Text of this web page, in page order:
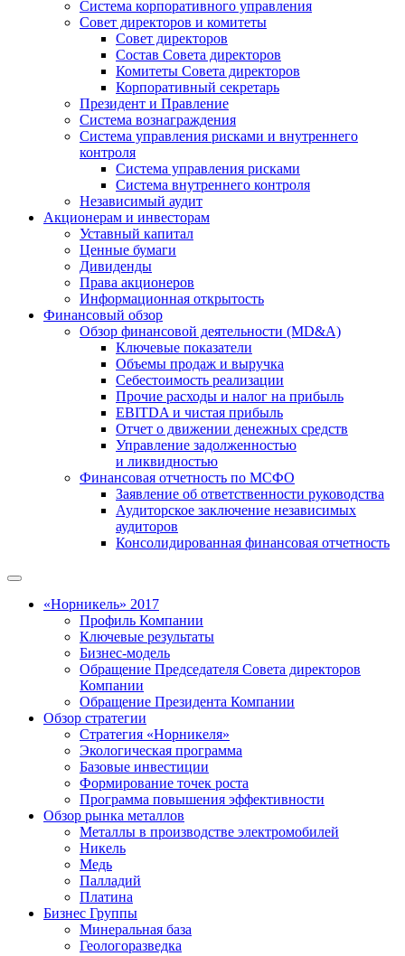
Система корпоративного управления
Совет директоров и комитеты
Совет директоров
Состав Совета директоров
Комитеты Совета директоров
Корпоративный секретарь
Президент и Правление
Система вознаграждения
Система управления рисками и внутреннего
контроля
Система управления рисками
Система внутреннего контроля
Независимый аудит
Акционерам и инвесторам
Уставный капитал
Ценные бумаги
Дивиденды
Права акционеров
Информационная открытость
Финансовый обзор
Обзор финансовой деятельности (MD&A)
Ключевые показатели
Объемы продаж и выручка
Себестоимость реализации
Прочие расходы и налог на прибыль
EBITDA и чистая прибыль
Отчет о движении денежных средств
Управление задолженностью
и ликвидностью
Финансовая отчетность по МСФО
Заявление об ответственности руководства
Аудиторское заключение независимых
аудиторов
Консолидированная финансовая отчетность
«Норникель» 2017
Профиль Компании
Ключевые результаты
Бизнес-модель
Обращение Председателя Совета директоров
Компании
Обращение Президента Компании
Обзор стратегии
Стратегия «Норникеля»
Экологическая программа
Базовые инвестиции
Формирование точек роста
Программа повышения эффективности
Обзор рынка металлов
Металлы в производстве электромобилей
Никель
Медь
Палладий
Платина
Бизнес Группы
Минеральная база
Геологоразведка